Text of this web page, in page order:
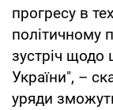
прогресу в
політичному
зустріч щодо
України", –
уряди